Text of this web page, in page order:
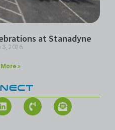
at Stanadyne
3, 2026
More »